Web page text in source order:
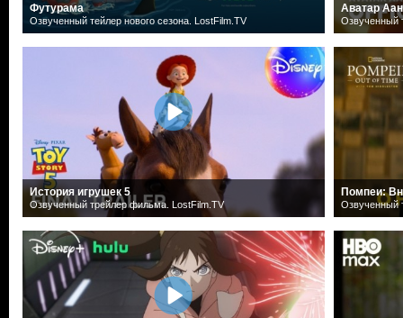
Футурама
Озвученный тейлер нового сезона. LostFilm.TV
История игрушек 5
Озвученный трейлер фильма. LostFilm.TV
Аватар
Озвученный
Помпеи:
Озвученный